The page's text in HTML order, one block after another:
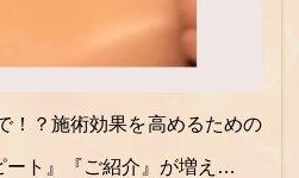
！？施術効果を高めるための
ト』『ご紹介』が増え…